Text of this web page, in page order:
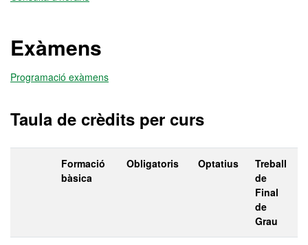
Exàmens
Programació exàmens
Taula de crèdits per curs
Formació
bàsica
Obligatoris Optatius
Treball
de
Final
de
Grau